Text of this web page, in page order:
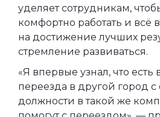
уделяет сотрудникам,
комфортно работать и всё
на достижение лучших
стремление развиваться.
«Я впервые узнал, что есть
переезда в другой город
должности в такой же